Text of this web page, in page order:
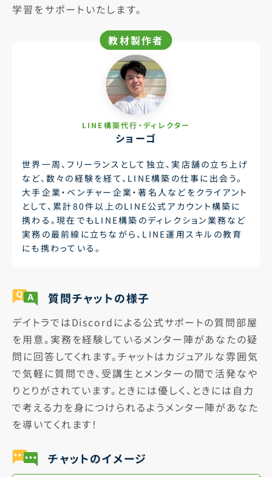
学習をサポートいたします。
教材製作者
LINE構築代行・ディレクター
ショーゴ
世界一周、フリーランスとして独立、実店舗の立ち上げ
など、数々の経験を経て、LINE構築の仕事に出会う。
大手企業・ベンチャー企業・著名人などをクライアント
として、累計80件以上のLINE公式アカウント構築に
携わる。現在でもLINE構築のディレクション業務など
実務の最前線に立ちながら、LINE運用スキルの教育
にも携わっている。
質問チャットの様子
デイトラではDiscordによる公式サポートの質問部屋
を用意。実務を経験しているメンター陣があなたの疑
問に回答してくれます。チャットはカジュアルな雰囲気
で気軽に質問でき、受講生とメンターの間で活発なや
りとりがされています。ときには優しく、ときには自力
で考える力を身につけられるようメンター陣があなた
を導いてくれます！
チャットのイメージ